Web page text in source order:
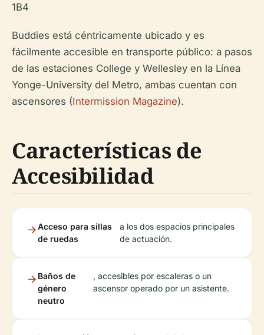
1B4
Buddies está céntricamente ubicado y es
fácilmente accesible en transporte público: a pasos
de las estaciones College y Wellesley en la Línea
Yonge-University del Metro, ambas cuentan con
ascensores (Intermission Magazine).
Características de
Accesibilidad
Acceso para sillas
de ruedas
a los dos espacios principales
de actuación.
Baños de
género
neutro
, accesibles por escaleras o un
ascensor operado por un asistente.